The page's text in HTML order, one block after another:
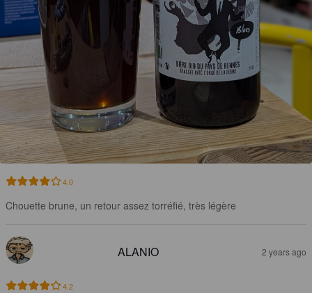
4.0
Chouette brune, un retour assez torréfié, très légère
ALANIO 2 years ago
4.2